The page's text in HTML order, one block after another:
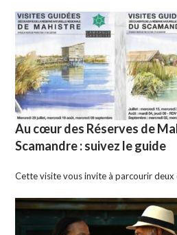
Au cœur des Réserves de
Scamandre : suivez le guide
Cette visite vous invite à parcourir